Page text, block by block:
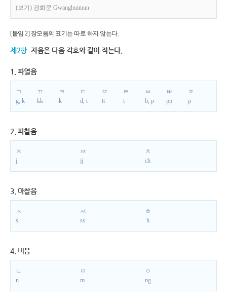
(보기) 광희문 Gwanghuimun
[붙임 2] 장모음의 표기는 따로 하지 않는다.
제2항 자음은 다음 각호와 같이 적는다.
1. 파열음
ㄱ
g, k
ㄲ
kk
ㅋ
k
ㄷ
d, t
ㄸ
tt
ㅌ
t
ㅂ
b, p
ㅃ
pp
ㅍ
p
2. 파찰음
ㅈ
j
ㅉ
jj
ㅊ
ch
3. 마찰음
ㅅ
s
ㅆ
ss
ㅎ
h
4. 비음
ㄴ
n
ㅁ
m
ㅇ
ng